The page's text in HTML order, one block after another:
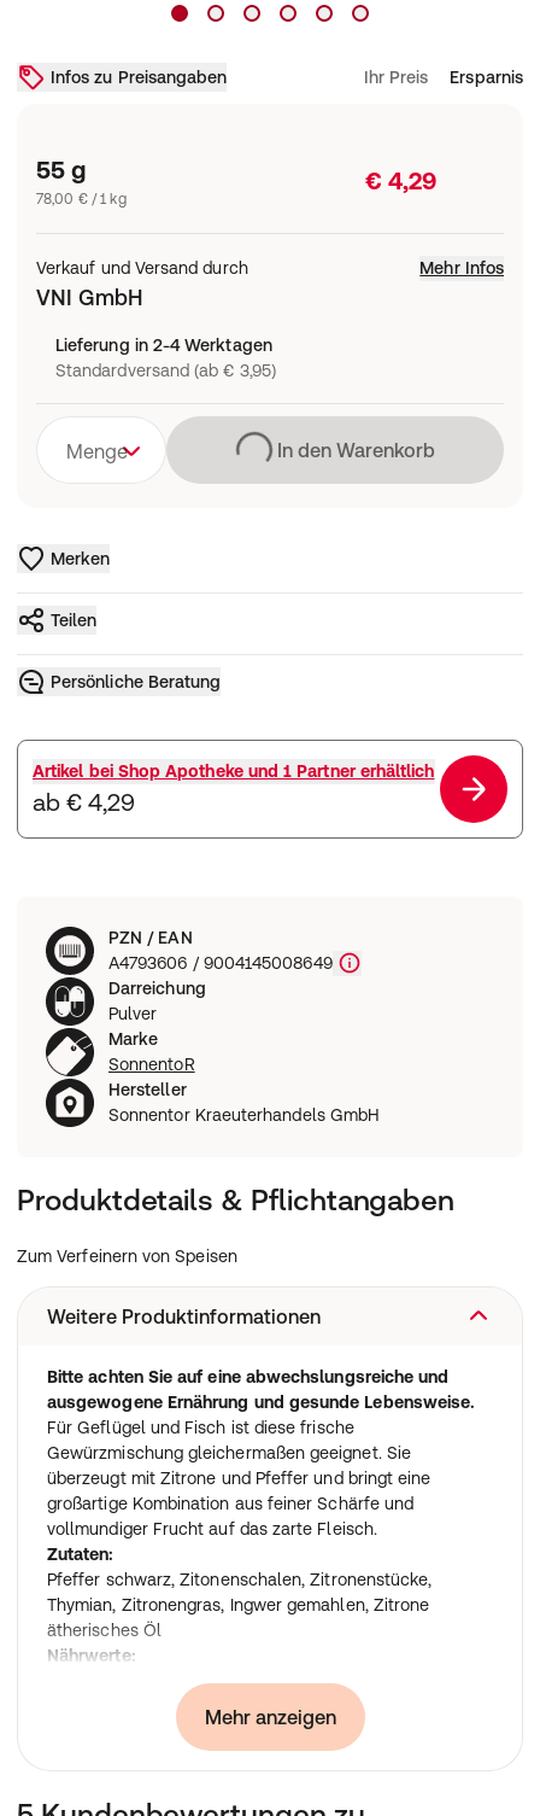
Infos zu Preisangaben Ihr Preis Ersparnis
55 g
78,00 € / 1 kg
€ 4,29
Verkauf und Versand durch Mehr Infos
VNI GmbH
Lieferung in 2-4 Werktagen
Standardversand (ab € 3,95)
Menge LädtIn den Warenkorb
Merken
Teilen
Persönliche Beratung
Artikel bei Shop Apotheke und 1 Partnererhältlich
ab € 4,29
PZN / EAN
A4793606 / 9004145008649
Darreichung
Pulver
Marke
SonnentoR
Hersteller
Sonnentor Kraeuterhandels GmbH
Produktdetails & Pflichtangaben
Zum Verfeinern von Speisen
Weitere Produktinformationen
Bitte achten Sie auf eine abwechslungsreiche und
ausgewogene Ernährung und gesunde Lebensweise.
Für Geflügel und Fisch ist diese frische
Gewürzmischung gleichermaßen geeignet. Sie
überzeugt mit Zitrone und Pfeffer und bringt eine
großartige Kombination aus feiner Schärfe und
vollmundiger Frucht auf das zarte Fleisch.
Zutaten:
Pfeffer schwarz, Zitonenschalen, Zitronenstücke,
Thymian, Zitronengras, Ingwer gemahlen, Zitrone
ätherisches Öl
Nährwerte:
Mehr anzeigen